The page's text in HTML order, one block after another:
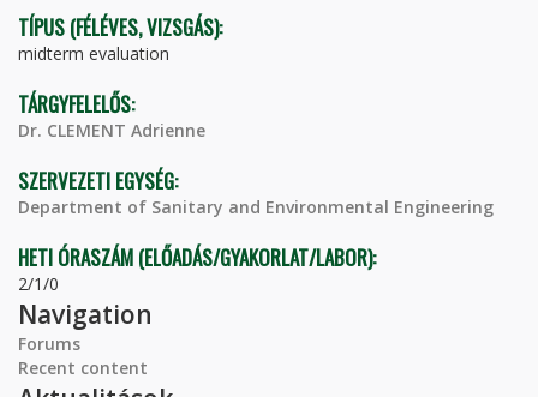
TÍPUS (FÉLÉVES, VIZSGÁS):
midterm evaluation
TÁRGYFELELŐS:
Dr. CLEMENT Adrienne
SZERVEZETI EGYSÉG:
Department of Sanitary and Environmental Engineering
HETI ÓRASZÁM (ELŐADÁS/GYAKORLAT/LABOR):
2/1/0
Navigation
Forums
Recent content